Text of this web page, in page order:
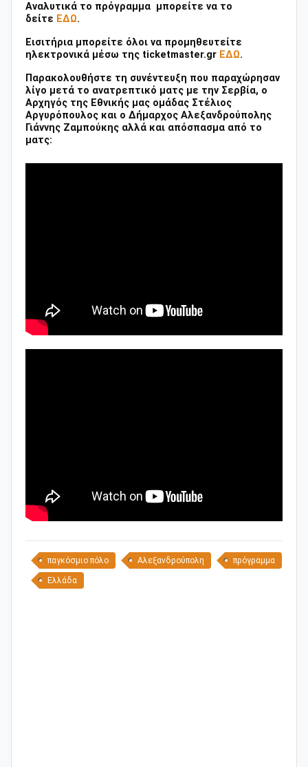
Αναλυτικά το πρόγραμμα μπορείτε να το
δείτε ΕΔΩ.
Εισιτήρια μπορείτε όλοι να προμηθευτείτε
ηλεκτρονικά μέσω της ticketmaster.gr ΕΔΩ.
Παρακολουθήστε τη συνέντευξη που παραχώρησαν
λίγο μετά το ανατρεπτικό ματς με την Σερβία, ο
Αρχηγός της Εθνικής μας ομάδας Στέλιος
Αργυρόπουλος και ο Δήμαρχος Αλεξανδρούπολης
Γιάννης Ζαμπούκης αλλά και απόσπασμα από το
ματς:
παγκόσμιο πόλο Αλεξανδρούπολη πρόγραμμα
Ελλάδα